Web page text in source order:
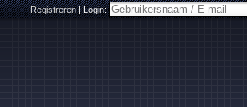
Registreren|Login: